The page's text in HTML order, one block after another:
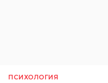
ПСИХОЛОГИЯ